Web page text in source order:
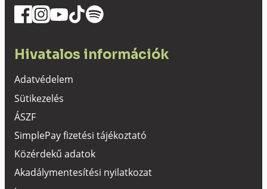
Hivatalos információk
Adatvédelem
Sütikezelés
ÁSZF
SimplePay fizetési tájékoztató
Közérdekű adatok
Akadálymentesítési nyilatkozat